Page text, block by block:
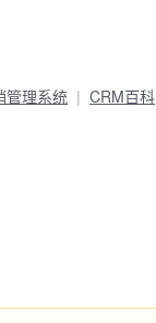
管理系统
CRM百科